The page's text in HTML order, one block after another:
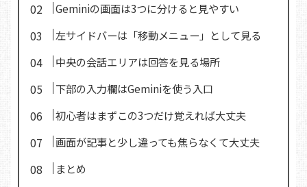
Geminiの画面は3つに分けると見やすい
左サイドバーは「移動メニュー」として見る
中央の会話エリアは回答を見る場所
下部の入力欄はGeminiを使う入口
初心者はまずこの3つだけ覚えれば大丈夫
画面が記事と少し違っても焦らなくて大丈夫
まとめ